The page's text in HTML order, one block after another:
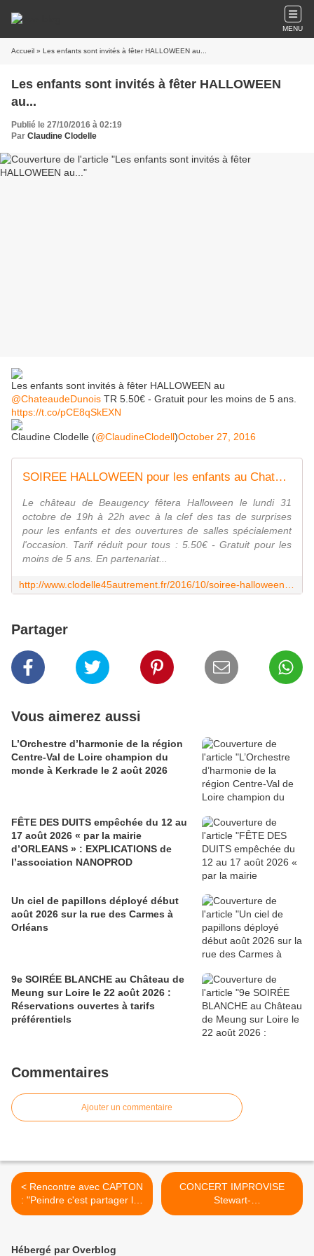
MENU
Accueil » Les enfants sont invités à fêter HALLOWEEN au...
Les enfants sont invités à fêter HALLOWEEN
au...
Publié le 27/10/2016 à 02:19
Par Claudine Clodelle
Les enfants sont invités à fêter HALLOWEEN au
@ChateaudeDunois TR 5.50€ - Gratuit pour les moins de 5 ans.
https://t.co/pCE8qSkEXN
Claudine Clodelle (@ClaudineClodell)October 27, 2016
SOIREE HALLOWEEN pour les enfants au Chateau de BEAUGENCY le 31 octobre - VIVRE AUTREMENT VOS LOISIRS avec Clodelle
Le château de Beaugency fêtera Halloween le lundi 31
octobre de 19h à 22h avec à la clef des tas de surprises
pour les enfants et des ouvertures de salles spécialement
l'occasion. Tarif réduit pour tous : 5.50€ - Gratuit pour les
moins de 5 ans. En partenariat...
Partager
Vous aimerez aussi
L’Orchestre d’harmonie de la région
Centre-Val de Loire champion du
monde à Kerkrade le 2 août 2026
FÊTE DES DUITS empêchée du 12 au
17 août 2026 « par la mairie
d’ORLEANS » : EXPLICATIONS de
l’association NANOPROD
Un ciel de papillons déployé début
août 2026 sur la rue des Carmes à
Orléans
9e SOIRÉE BLANCHE au Château de
Meung sur Loire le 22 août 2026 :
Réservations ouvertes à tarifs
préférentiels
Commentaires
Ajouter un commentaire
< Rencontre avec CAPTON
: "Peindre c'est partager les
émotions"
CONCERT IMPROVISE
Stewart-
Robertson/Hanson/Satche/
Hébergé par Overblog